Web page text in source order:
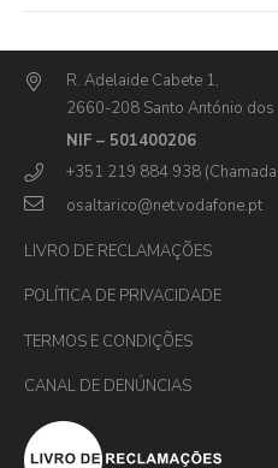
R. Adelaide Cabete 1,
2660-208 Santo António dos
NIF – 501400206
+351 219 884 938
osaltarico@net.vodafone.pt
LIVRO DE RECLAMAÇÕES
POLÍTICA DE PRIVACIDADE
TERMOS E CONDIÇÕES
CANAL DE DENÚNCIAS